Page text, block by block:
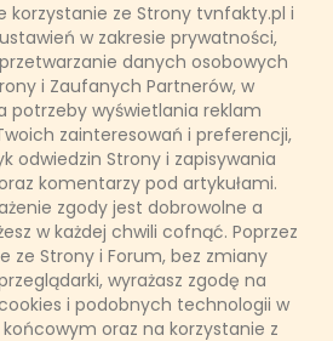
korzystanie ze Strony tvnfakty.pl i
w zakresie prywatności,
danych osobowych
i Zaufanych Partnerów, w
potrzeby wyświetlania reklam
zainteresowań i preferencji,
odwiedzin Strony i zapisywania
komentarzy pod artykułami.
zgody jest dobrowolne a
w każdej chwili cofnąć. Poprzez
ze Strony i Forum, bez zmiany
wyrażasz zgodę na
i podobnych technologii w
oraz na korzystanie z
FAKTY TVN
RELACJE
by www.tvnfakty.pl| Wszystkie prawa
zastrzeżone.